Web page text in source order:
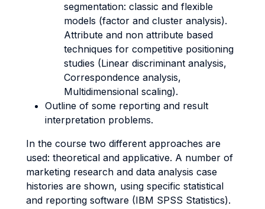
segmentation: classic and flexible
models (factor and cluster analysis).
Attribute and non attribute based
techniques for competitive positioning
studies (Linear discriminant analysis,
Correspondence analysis,
Multidimensional scaling).
Outline of some reporting and result
interpretation problems.
In the course two different approaches are
used: theoretical and applicative. A number of
marketing research and data analysis case
histories are shown, using specific statistical
and reporting software (IBM SPSS Statistics).